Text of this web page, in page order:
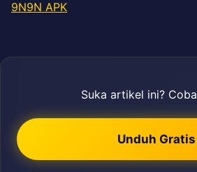
9N9N APK
Suka artikel ini? Coba
Unduh Gratis